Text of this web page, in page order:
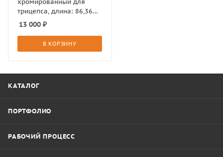
хромированный для
трицепса, длина: 86,36
см (34''). Максимальная
кг, диаметр хвата 30 мм,
Ø 50 мм
13 000 ₽
В КОРЗИНУ
КАТАЛОГ
ПОРТФОЛИО
РАБОЧИЙ ПРОЦЕСС